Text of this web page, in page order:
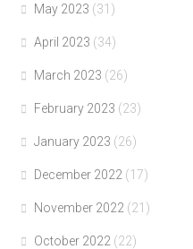
May 2023 (31)
April 2023 (34)
March 2023 (26)
February 2023 (23)
January 2023 (26)
December 2022 (17)
November 2022 (21)
October 2022 (22)